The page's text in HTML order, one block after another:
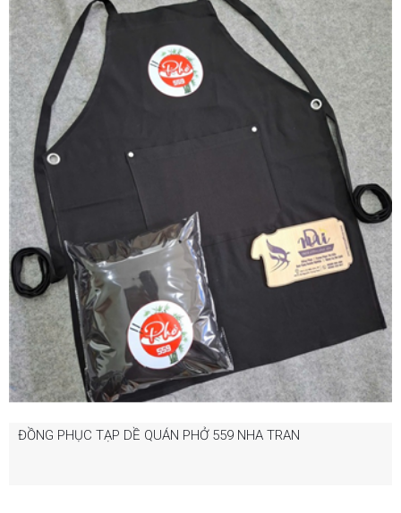
ĐỒNG PHỤC TẠP DỀ QUÁN PHỞ 559 NHA TRAN